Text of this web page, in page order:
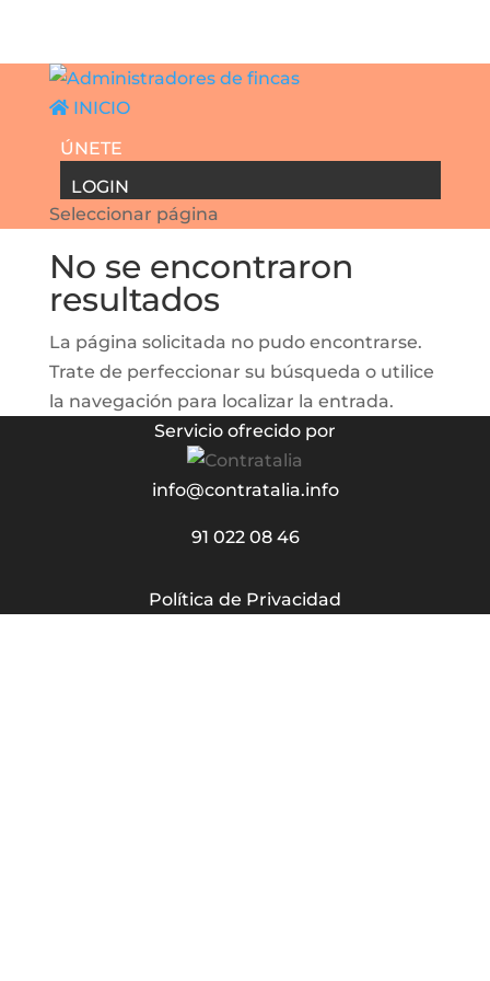
INICIO
ÚNETE
LOGIN
Seleccionar página
No se encontraron
resultados
La página solicitada no pudo encontrarse.
Trate de perfeccionar su búsqueda o utilice
la navegación para localizar la entrada.
Servicio ofrecido por
info@contratalia.info
91 022 08 46
Política de Privacidad